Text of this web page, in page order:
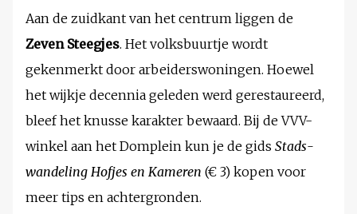
Aan de zuidkant van het centrum liggen de
Zeven Steegjes. Het volksbuurtje wordt
gekenmerkt door arbeiderswoningen. Hoewel
het wijkje decennia geleden werd gerestaureerd,
bleef het knusse karakter bewaard. Bij de VVV-
winkel aan het Domplein kun je de gids Stads­
wandeling Hofjes en Kameren (€ 3) kopen voor
meer tips en achtergronden.